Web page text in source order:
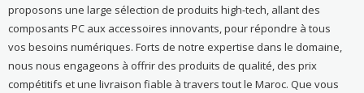
proposons une large sélection de produits high-tech, allant des
composants PC aux accessoires innovants, pour répondre à tous
vos besoins numériques. Forts de notre expertise dans le domaine,
nous nous engageons à offrir des produits de qualité, des prix
compétitifs et une livraison fiable à travers tout le Maroc. Que vous